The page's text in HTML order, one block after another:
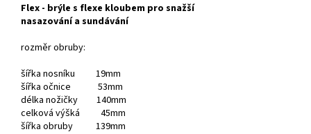
Flex - brýle s flexe kloubem pro snažší
nasazování a sundávání
rozměr obruby:
šířka nosníku 19mm
šířka očnice 53mm
délka nožičky 140mm
celková výšká 45mm
šířka obruby 139mm